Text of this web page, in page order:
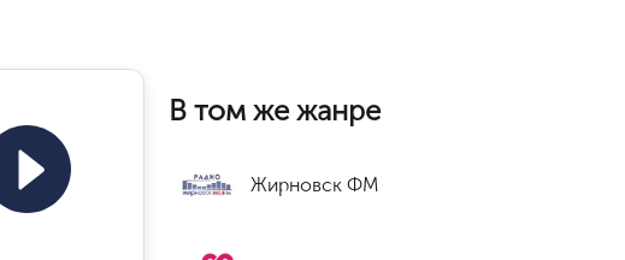
В том же жанре
Жирновск ФМ